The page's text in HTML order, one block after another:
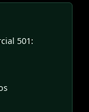
501: